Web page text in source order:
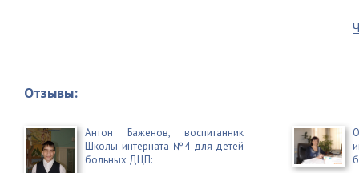
Отзывы:
Антон Баженов, воспитанник
Школы-интерната №4 для детей
больных ДЦП: